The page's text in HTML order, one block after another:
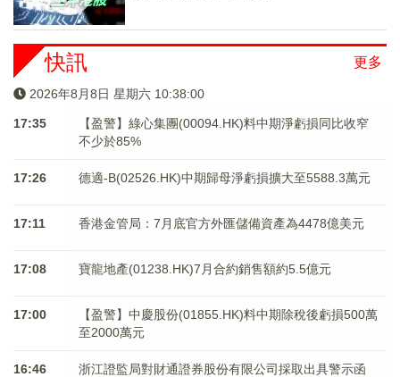
更多
快訊
2026年8月8日 星期六 10:38:00
17:35
【盈警】綠心集團(00094.HK)料中期淨虧損同比收窄
不少於85%
17:26 德適-B(02526.HK)中期歸母淨虧損擴大至5588.3萬元
17:11 香港金管局：7月底官方外匯儲備資產為4478億美元
17:08 寶龍地產(01238.HK)7月合約銷售額約5.5億元
17:00
【盈警】中慶股份(01855.HK)料中期除稅後虧損500萬
至2000萬元
16:46
浙江證監局對財通證券股份有限公司採取出具警示函